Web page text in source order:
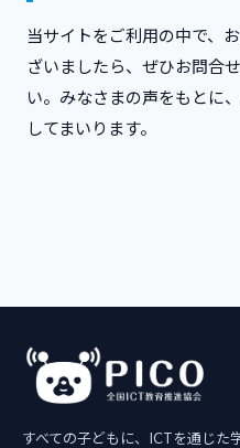
当サイトをご利用の中で、
ざいましたら、ぜひお問合
い。みなさまの声をもとに
してまいります。
すべての子どもに、ICTを通じた